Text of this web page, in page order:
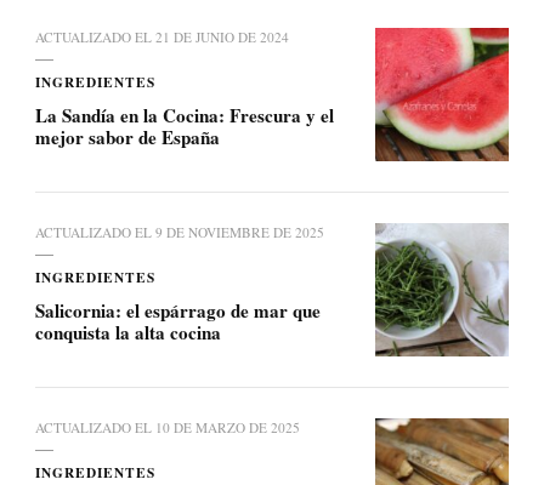
ACTUALIZADO EL 21 DE JUNIO DE 2024
INGREDIENTES
La Sandía en la Cocina: Frescura y el
mejor sabor de España
ACTUALIZADO EL 9 DE NOVIEMBRE DE 2025
INGREDIENTES
Salicornia: el espárrago de mar que
conquista la alta cocina
ACTUALIZADO EL 10 DE MARZO DE 2025
INGREDIENTES